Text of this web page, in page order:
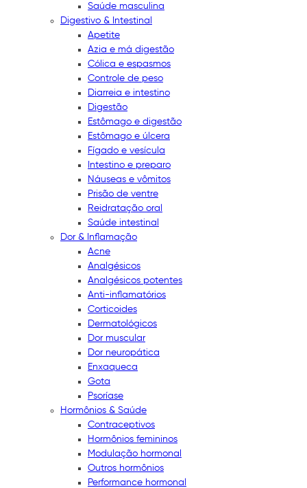
Saúde masculina
Digestivo & Intestinal
Apetite
Azia e má digestão
Cólica e espasmos
Controle de peso
Diarreia e intestino
Digestão
Estômago e digestão
Estômago e úlcera
Fígado e vesícula
Intestino e preparo
Náuseas e vômitos
Prisão de ventre
Reidratação oral
Saúde intestinal
Dor & Inflamação
Acne
Analgésicos
Analgésicos potentes
Anti-inflamatórios
Corticoides
Dermatológicos
Dor muscular
Dor neuropática
Enxaqueca
Gota
Psoríase
Hormônios & Saúde
Contraceptivos
Hormônios femininos
Modulação hormonal
Outros hormônios
Performance hormonal